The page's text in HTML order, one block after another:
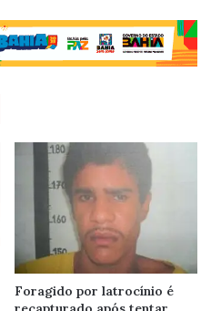
Foragido por latrocínio é